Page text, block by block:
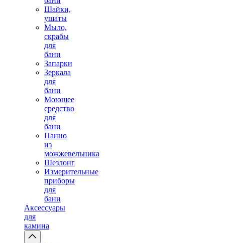
Шайки,
ушаты
Мыло,
скрабы
для
бани
Запарки
Зеркала
для
бани
Моющее
средство
для
бани
Панно
из
можжевельника
Шезлонг
Измерительные
приборы
для
бани
Аксессуары
для
камина